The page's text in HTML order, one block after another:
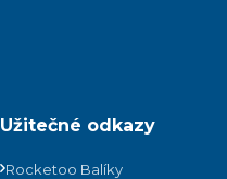
Užitečné odkazy
Rocketoo Balíky